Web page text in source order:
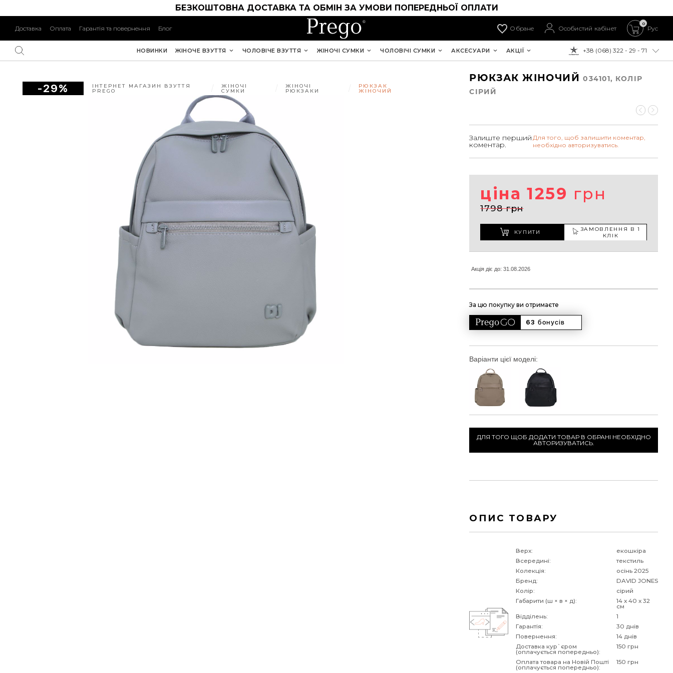
БЕЗКОШТОВНА ДОСТАВКА ТА ОБМІН ЗА УМОВИ ПОПЕРЕДНЬОЇ ОПЛАТИ
Доставка Оплата Гарантія та повернення Блог Обране Особистий кабінет
0
Рус
ДО ОПЛАТИ:
+38 (068) 322 - 29 - 71
НОВИНКИ ЖІНОЧЕ ВЗУТТЯ ЧОЛОВІЧЕ ВЗУТТЯ ЖІНОЧІ СУМКИ ЧОЛОВІЧІ СУМКИ АКСЕСУАРИ АКЦІЇ
-29% ІНТЕРНЕТ МАГАЗИН ВЗУТТЯ
PREGO
ЖІНОЧІ
СУМКИ
ЖІНОЧІ
РЮКЗАКИ
РЮКЗАК
ЖІНОЧИЙ
РЮКЗАК ЖІНОЧИЙ034101, КОЛIР
СІРИЙ
Залиште перший
коментар.
Для того, щоб залишити коментар,
необхідно авторизуватись.
ціна 1259 грн
1798 грн
КУПИТИ
ЗАМОВЛЕННЯ В 1
КЛІК
Акція діє до: 31.08.2026
За цю покупку ви отримаєте
63 бонусів
Варіанти цієї моделі:
ДЛЯ ТОГО ЩОБ ДОДАТИ ТОВАР В ОБРАНІ НЕОБХІДНО
АВТОРИЗУВАТИСЬ.
ОПИС ТОВАРУ
Верх:
екошкіра
Всередині:
текстиль
Колекція:
осінь 2025
Бренд:
DAVID JONES
Колір:
сірий
Габарити (ш × в × д):
14 x 40 x 32
см
Відділень:
1
Гарантія:
30 днів
Повернення:
14 днів
Доставка кур`єром
(оплачується попередньо):
150 грн
Оплата товара на Новій Пошті
(оплачується попередньо):
150 грн